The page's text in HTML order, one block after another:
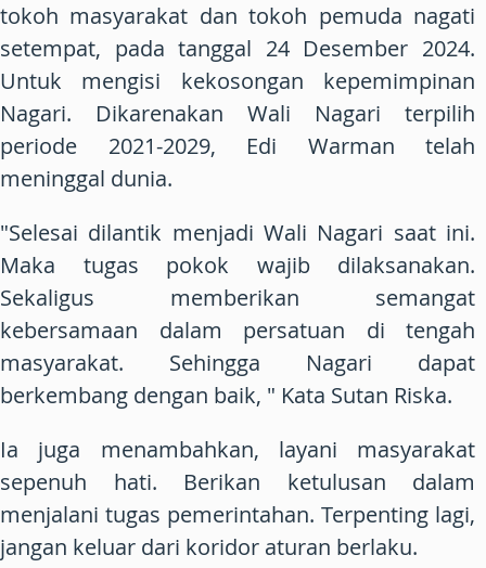
tokoh masyarakat dan tokoh pemuda nagati
setempat, pada tanggal 24 Desember 2024.
Untuk mengisi kekosongan kepemimpinan
Nagari. Dikarenakan Wali Nagari terpilih
periode 2021-2029, Edi Warman telah
meninggal dunia.
"Selesai dilantik menjadi Wali Nagari saat ini.
Maka tugas pokok wajib dilaksanakan.
Sekaligus memberikan semangat
kebersamaan dalam persatuan di tengah
masyarakat. Sehingga Nagari dapat
berkembang dengan baik, " Kata Sutan Riska.
Ia juga menambahkan, layani masyarakat
sepenuh hati. Berikan ketulusan dalam
menjalani tugas pemerintahan. Terpenting lagi,
jangan keluar dari koridor aturan berlaku.